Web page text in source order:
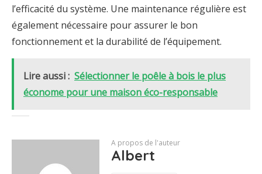
l’efficacité du système. Une maintenance régulière est
également nécessaire pour assurer le bon
fonctionnement et la durabilité de l’équipement.
Lire aussi : Sélectionner le poêle à bois le plus
économe pour une maison éco-responsable
A propos de l'auteur
Albert